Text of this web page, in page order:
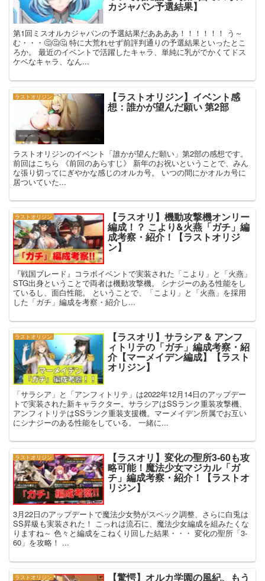
カジャパン予選結果】
第1回ミスオルカジャパンの予選結果だああああ！！！！！！ う～
む・・・🤔🤔🤔 特に大荒れせず前評判通りの予選結果といったとこ
ろか。 最近のイベントで活躍したキャラ、単純に乳がでかくてドス
ケベなキャラ、なん...
ラストオリジン 【ラストオリジン】イベント感
想：誰かが望んだ願い 第2部
ラストオリジンのイベント「誰かが望んだ願い」第2部の感想です。
前回はこちら 《前回のあらすじ》 新年のお祝いということで、みん
な張り切ってにぎやかな感じのオルカ号。 いつの間にかオルカ号に
居ついていた...
ラストオリジン 【ラスオリ】機動攻撃機オンリー
編成！？ こより&火燕「ガチ」編
成考察・紹介！【ラストオリジ
ン】
『戦国ブレード』コラボイベントで実装された「こより」と「火燕」
STG出身ということで両者は機動攻撃機。 シナジーのある性能をし
ているし、面白性能。 ということで、「こより」と「火燕」を採用
した「ガチ」編成を考察・紹介し...
ラストオリジン 【ラスオリ】サラシア & アンフ
ィトリテの「ガチ」編成考察・紹
介【マーメイデン編成】【ラスト
オリジン】
「サラシア」と「アンフィトリテ」は2022年12月14日のアップデー
トで実装された新キャラクター。サラシアはSSランク重装攻撃機、
アンフィトリテはSSランク重装支援機。マーメイデン所属でお互い
にシナジーのある性能をしている。 一緒に...
ラストオリジン 【ラスオリ】変化の聖所3-60も攻
略可能！魔法少女マジカル「ガ
チ」編成考察・紹介！【ラストオ
リジン】
3月22日のアップデートで魔法少女勢がスペック調整、さらに白兎は
SS昇級も実装された！ こっれは流石に、魔法少女編成を組みたくな
りますね～ 色々と編成をこねくり回した結果・・・ 変化の聖所「3-
60」を攻略！ ...
ラストオリジン 【驚愕】オルカ学園の風紀、もう